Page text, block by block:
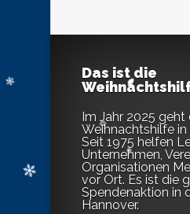
Das ist die
Im Jahr 2025 geht
Weihnachtshilfe in
Seit 1975 helfen
Unternehmen,
Organisationen
vor Ort. Es ist die
Spendenaktion in
Hannover.